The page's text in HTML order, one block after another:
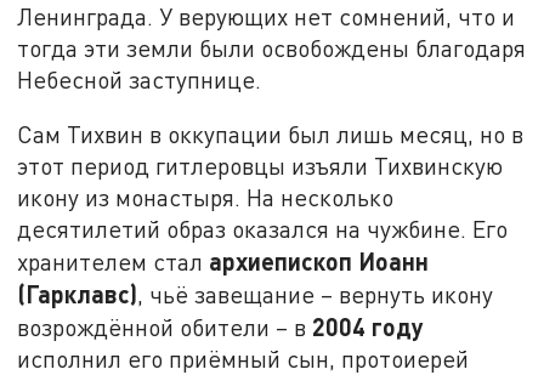
Ленинграда. У верующих нет сомнений, что и
тогда эти земли были освобождены благодаря
Небесной заступнице.
Сам Тихвин в оккупации был лишь месяц, но в
этот период гитлеровцы изъяли Тихвинскую
икону из монастыря. На несколько
десятилетий образ оказался на чужбине. Его
хранителем стал архиепископ Иоанн
(Гарклавс), чьё завещание – вернуть икону
возрождённой обители – в 2004 году
исполнил его приёмный сын, протоиерей